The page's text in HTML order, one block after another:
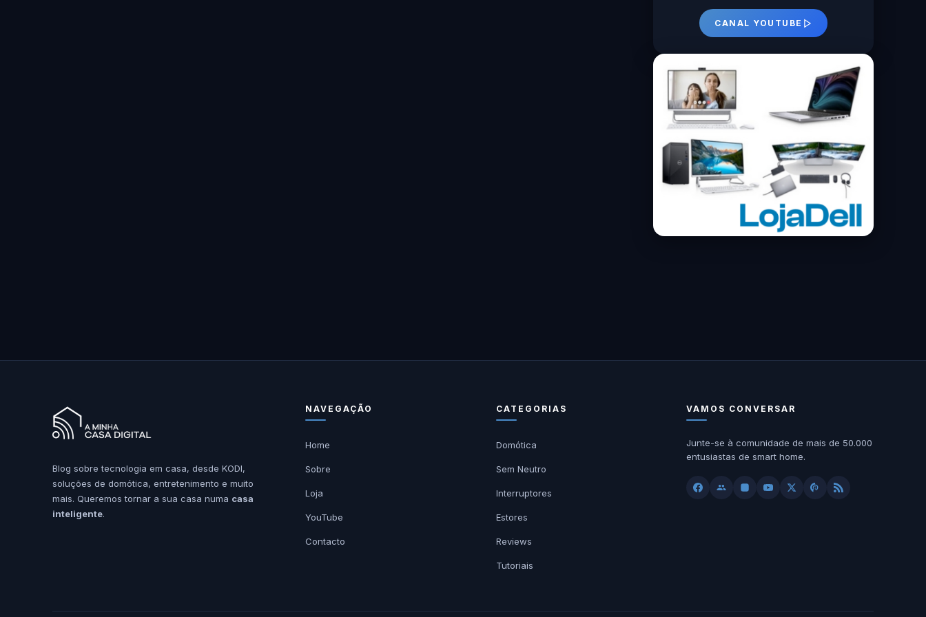
CANAL YOUTUBE
Blog sobre tecnologia em casa, desde KODI,
soluções de domótica, entretenimento e muito
mais. Queremos tornar a sua casa numa casa
inteligente.
NAVEGAÇÃO
Home
Sobre
Loja
YouTube
Contacto
CATEGORIAS
Domótica
Sem Neutro
Interruptores
Estores
Reviews
Tutoriais
VAMOS CONVERSAR
Junte-se à comunidade de mais de 50.000
entusiastas de smart home.